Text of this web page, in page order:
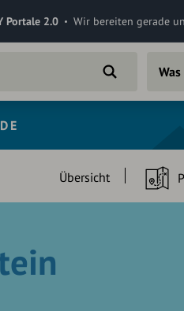
Portale 2.0 Wir bereiten gerade
Übersicht